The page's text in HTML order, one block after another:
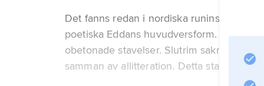
Det fanns redan i nordiska runinskrifter
poetiska Eddans huvudversform. Varje
obetonade stavelser. Slutrim saknas, som
samman av allitteration. Detta stavrim bärs